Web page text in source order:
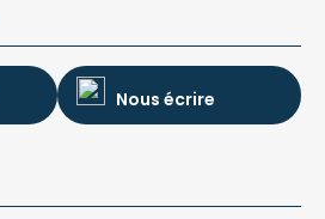
Nous écrire